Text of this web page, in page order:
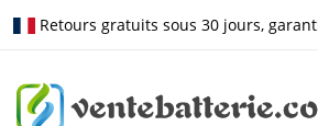
Retours gratuits sous 30 jours,